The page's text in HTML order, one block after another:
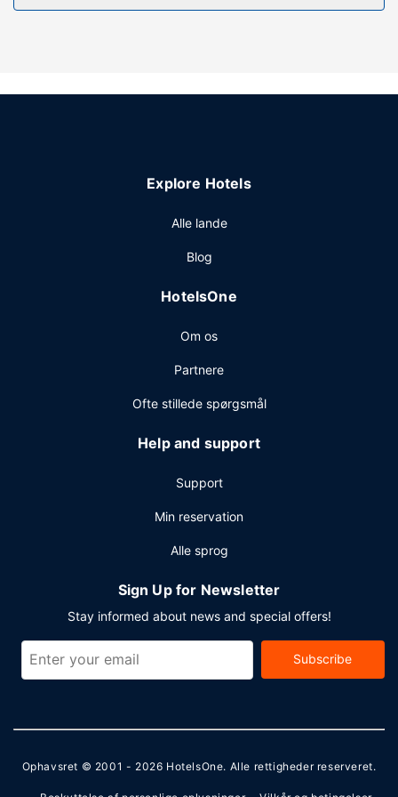
Ejendomsfacilitet
gavebutik/aviskiosk og bryllupsfaciliteter.
et begrænset antal timer). Tag forbi baren/loungen, hvor
tilberedt efter bestilling tilbydes mod gebyr dagligt fra kl.
Gæsterne har blandt andet adgang til gratis
døgnåben reception. Gratis selvstændig parkering er til
Explore Hotels
Alle lande
Blog
HotelsOne
Om os
Partnere
Ofte stillede spørgsmål
Help and support
Support
Min reservation
Alle sprog
Sign Up for Newsletter
Stay informed about news and special offers!
Subscribe
Ophavsret © 2001 - 2026 HotelsOne. Alle rettigheder reserveret.